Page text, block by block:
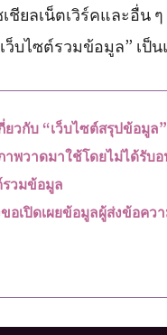
ชียลเน็ตเวิร์คและอื่น ๆ
ว็บไซต์รวมข้อมูล” เป็
ยวกับ “เว็บไซต์สรุปข้อมูล”
าพวาดมาใช้โดยไม่ได้รับ
รวมข้อมูล
ขอเปิดเผยข้อมูลผู้ส่งข้อคว